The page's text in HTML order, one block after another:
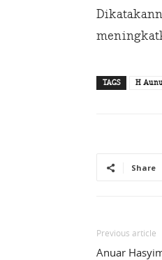
TAGS H
Share
Previous article
Anuar